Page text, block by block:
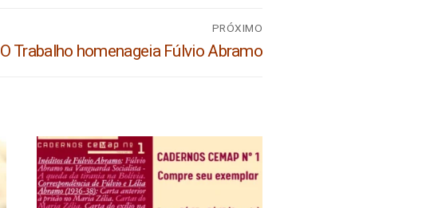
PRÓXIMO
Próximo
O Trabalho homenageia Fúlvio Abramo